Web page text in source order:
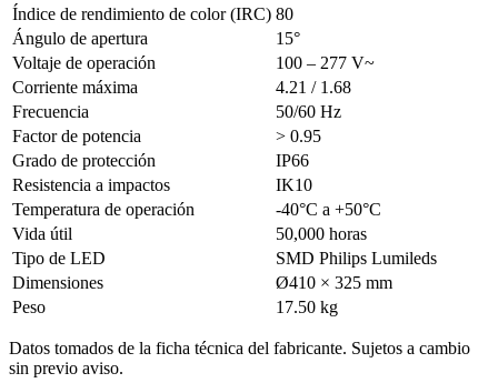
Índice de rendimiento de color (IRC) 80
Ángulo de apertura
15°
Voltaje de operación
100 – 277 V~
Corriente máxima
4.21 / 1.68
Frecuencia
50/60 Hz
Factor de potencia
> 0.95
Grado de protección
IP66
Resistencia a impactos
IK10
Temperatura de operación
-40°C a +50°C
Vida útil
50,000 horas
Tipo de LED
SMD Philips Lumileds
Dimensiones
Ø410 × 325 mm
Peso
17.50 kg
Datos tomados de la ficha técnica del fabricante. Sujetos a cambio
sin previo aviso.